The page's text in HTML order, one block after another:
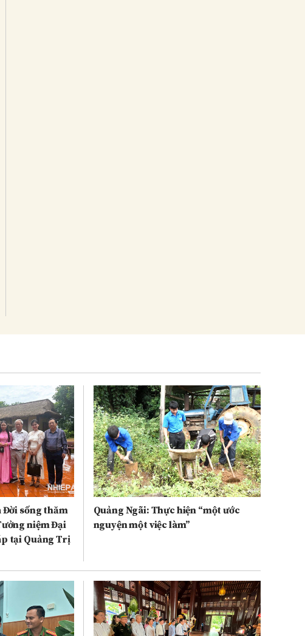
Đời sống thăm
niệm Đại
tại Quảng Trị
Quảng Ngãi: Thực hiện “một ước
nguyện một việc làm”